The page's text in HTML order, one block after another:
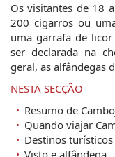
Os visitantes de 18
200 cigarros ou
uma garrafa de
ser declarada na
geral, as alfândegas
NESTA SECÇÃO
Resumo de
Quando viajar
Destinos turísticos